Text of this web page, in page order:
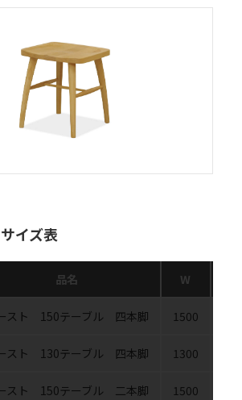
イズ表
品名 W
スト 150テーブル 四本脚 1500
スト 130テーブル 四本脚 1300
スト 150テーブル 二本脚 1500